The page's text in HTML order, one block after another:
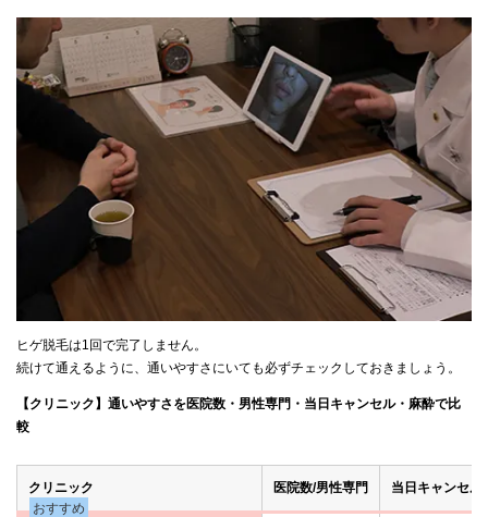
ヒゲ脱毛は1回で完了しません。
続けて通えるように、通いやすさにいても必ずチェックしておきましょう。
【クリニック】通いやすさを医院数・男性専門・当日キャンセル・麻酔で比
較
クリニック 医院数/男性専門
当日キャンセル
おすすめ